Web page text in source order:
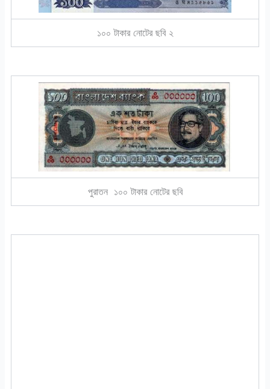
১০০ টাকার নোটের ছবি ২
পুরাতন ১০০ টাকার নোটের ছবি